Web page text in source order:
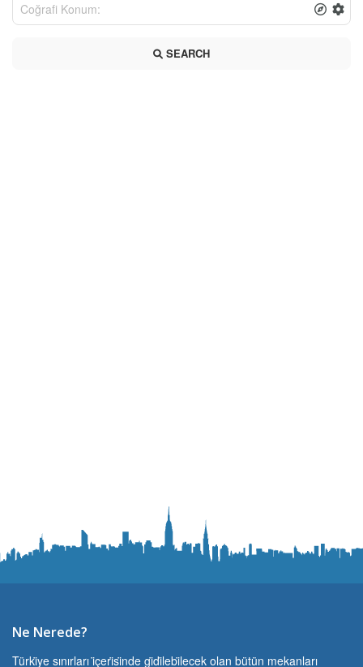
SEARCH
Ne Nerede?
Türki̇ye sınırları i̇çeri̇si̇nde gi̇di̇lebi̇lecek olan bütün mekanları